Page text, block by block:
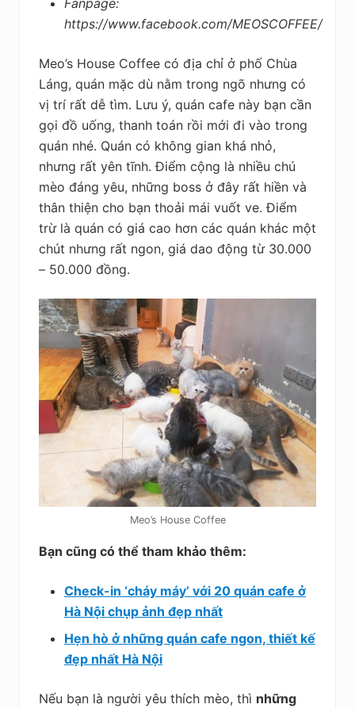
Fanpage:
https://www.facebook.com/MEOSCOFFEE/
Meo’s House Coffee có địa chỉ ở phố Chùa
Láng, quán mặc dù nằm trong ngõ nhưng có
vị trí rất dễ tìm. Lưu ý, quán cafe này bạn cần
gọi đồ uống, thanh toán rồi mới đi vào trong
quán nhé. Quán có không gian khá nhỏ,
nhưng rất yên tĩnh. Điểm cộng là nhiều chú
mèo đáng yêu, những boss ở đây rất hiền và
thân thiện cho bạn thoải mái vuốt ve. Điểm
trừ là quán có giá cao hơn các quán khác một
chút nhưng rất ngon, giá dao động từ 30.000
– 50.000 đồng.
Meo’s House Coffee
Bạn cũng có thể tham khảo thêm:
Check-in ‘cháy máy’ với 20 quán cafe ở
Hà Nội chụp ảnh đẹp nhất
Hẹn hò ở những quán cafe ngon, thiết kế
đẹp nhất Hà Nội
Nếu bạn là người yêu thích mèo, thì những